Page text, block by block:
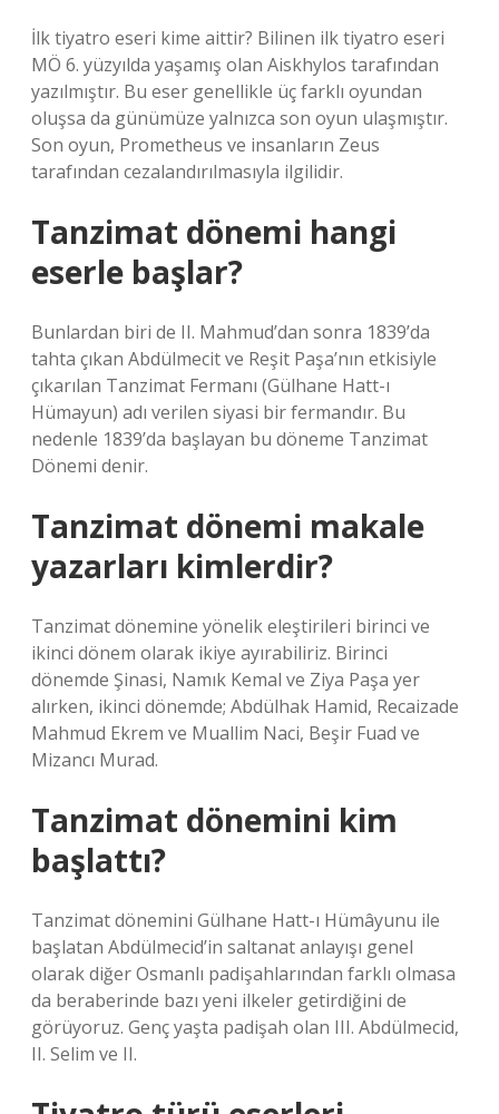
İlk tiyatro eseri kime aittir? Bilinen ilk tiyatro eseri
MÖ 6. yüzyılda yaşamış olan Aiskhylos tarafından
yazılmıştır. Bu eser genellikle üç farklı oyundan
oluşsa da günümüze yalnızca son oyun ulaşmıştır.
Son oyun, Prometheus ve insanların Zeus
tarafından cezalandırılmasıyla ilgilidir.
Tanzimat dönemi hangi
eserle başlar?
Bunlardan biri de II. Mahmud’dan sonra 1839’da
tahta çıkan Abdülmecit ve Reşit Paşa’nın etkisiyle
çıkarılan Tanzimat Fermanı (Gülhane Hatt-ı
Hümayun) adı verilen siyasi bir fermandır. Bu
nedenle 1839’da başlayan bu döneme Tanzimat
Dönemi denir.
Tanzimat dönemi makale
yazarları kimlerdir?
Tanzimat dönemine yönelik eleştirileri birinci ve
ikinci dönem olarak ikiye ayırabiliriz. Birinci
dönemde Şinasi, Namık Kemal ve Ziya Paşa yer
alırken, ikinci dönemde; Abdülhak Hamid, Recaizade
Mahmud Ekrem ve Muallim Naci, Beşir Fuad ve
Mizancı Murad.
Tanzimat dönemini kim
başlattı?
Tanzimat dönemini Gülhane Hatt-ı Hümâyunu ile
başlatan Abdülmecid’in saltanat anlayışı genel
olarak diğer Osmanlı padişahlarından farklı olmasa
da beraberinde bazı yeni ilkeler getirdiğini de
görüyoruz. Genç yaşta padişah olan III. Abdülmecid,
II. Selim ve II.